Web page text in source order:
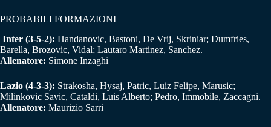
PROBABILI FORMAZIONI
Inter (3-5-2): Handanovic, Bastoni, De Vrij, Skriniar; Dumfries,
Barella, Brozovic, Vidal; Lautaro Martinez, Sanchez.
Allenatore: Simone Inzaghi
Lazio (4-3-3): Strakosha, Hysaj, Patric, Luiz Felipe, Marusic;
Milinkovic Savic, Cataldi, Luis Alberto; Pedro, Immobile, Zaccagni.
Allenatore: Maurizio Sarri